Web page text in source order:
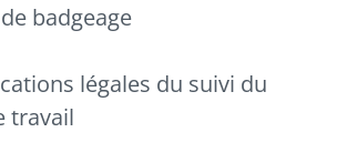
badgeage
légales du suivi du
travail